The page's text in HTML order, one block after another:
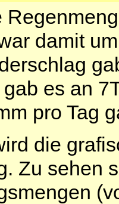
damit
es an
pro Tag
die
Zu sehen